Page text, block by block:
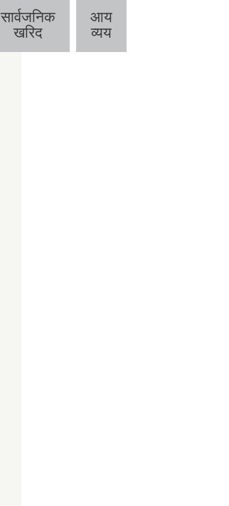
सार्वजनिक
खरिद
आय
व्यय